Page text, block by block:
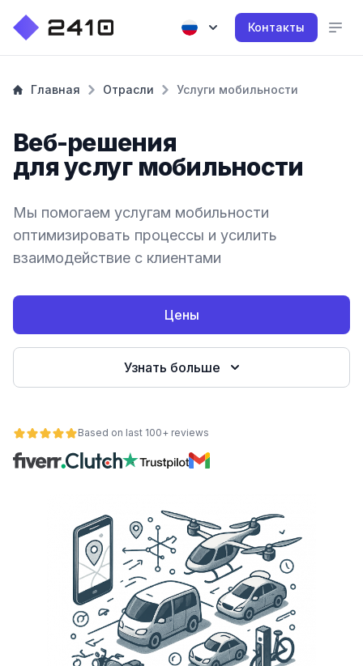
Контакты
Главная Отрасли Услуги мобильности
Веб-решения
для услуг мобильности
Мы помогаем услугам мобильности
оптимизировать процессы и усилить
взаимодействие с клиентами
Цены
Узнать больше
Based on last 100+ reviews